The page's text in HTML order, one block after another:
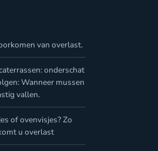
van overlast.
onderschat
Wanneer mussen
vallen.
of ovenvisjes? Zo
u overlast